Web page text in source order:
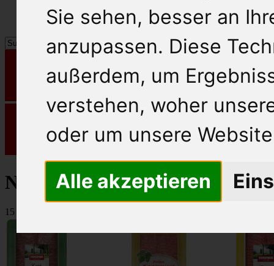
Sie sehen, besser an
anzupassen. Diese
außerdem, um
verstehen, woher
oder um unsere
Alle akzeptieren
Nahrungsmittel
15 Artikel